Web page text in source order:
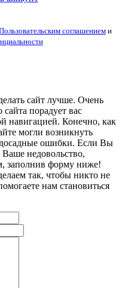
соглашениеми
сайт лучше. Очень
порадует вас
навигацией. Конечно, как
могли возникнуть
досадные ошибки. Если Вы
Ваше недовольство,
заполнив форму ниже!
так, чтобы никто не
нам становиться